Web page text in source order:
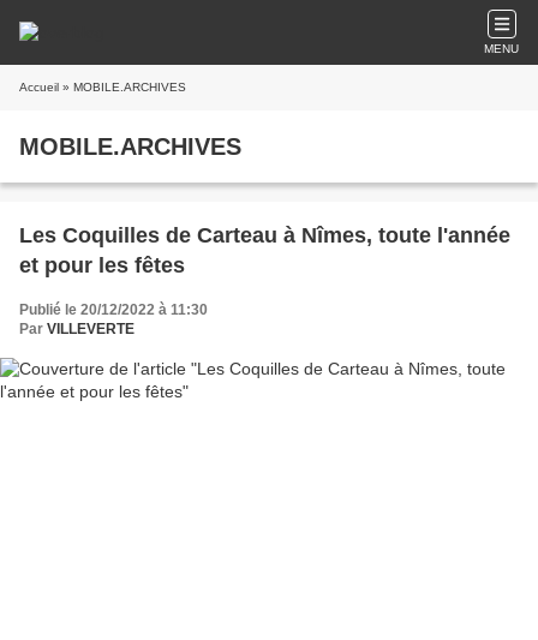
MENU
Accueil » MOBILE.ARCHIVES
MOBILE.ARCHIVES
Les Coquilles de Carteau à Nîmes, toute l'année
et pour les fêtes
Publié le 20/12/2022 à 11:30
Par VILLEVERTE